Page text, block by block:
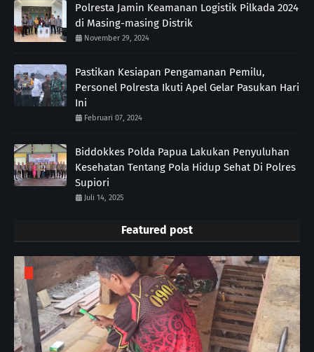
Polresta Jamin Keamanan Logistik Pilkada 2024
di Masing-masing Distrik
November 29, 2024
Pastikan Kesiapan Pengamanan Pemilu,
Personel Polresta Ikuti Apel Gelar Pasukan Hari
Ini
Februari 07, 2024
Biddokkes Polda Papua Lakukan Penyuluhan
Kesehatan Tentang Pola Hidup Sehat Di Polres
Supiori
Juli 14, 2025
Featured post